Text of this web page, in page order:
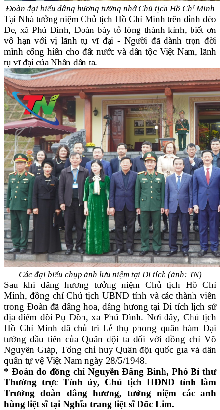
Đoàn đại biểu dâng hương tưởng nhớ Chủ tịch Hồ Chí Minh
Tại Nhà tưởng niệm Chủ tịch Hồ Chí Minh trên đỉnh đèo
De, xã Phú Đình, Đoàn bày tỏ lòng thành kính, biết ơn
vô hạn với vị lãnh tụ vĩ đại - Người đã dành trọn đời
mình cống hiến cho đất nước và dân tộc Việt Nam, lãnh
tụ vĩ đại của Nhân dân ta.
Các đại biểu chụp ảnh lưu niệm tại Di tích (ảnh: TN)
Sau khi dâng hương tưởng niệm Chủ tịch Hồ Chí
Minh, đồng chí Chủ tịch UBND tỉnh và các thành viên
trong Đoàn đã dâng hoa, dâng hương tại Di tích lịch sử
địa điểm đồi Pụ Đồn, xã Phú Đình. Nơi đây, Chủ tịch
Hồ Chí Minh đã chủ trì Lễ thụ phong quân hàm Đại
tướng đầu tiên của Quân đội ta đối với đồng chí Võ
Nguyên Giáp, Tổng chỉ huy Quân đội quốc gia và dân
quân tự vệ Việt Nam ngày 28/5/1948.
* Đoàn do đồng chí Nguyễn Đăng Bình, Phó Bí thư
Thường trực Tỉnh ủy, Chủ tịch HĐND tỉnh làm
Trưởng đoàn dâng hương, tưởng niệm các anh
hùng liệt sĩ tại Nghĩa trang liệt sĩ Dốc Lim.